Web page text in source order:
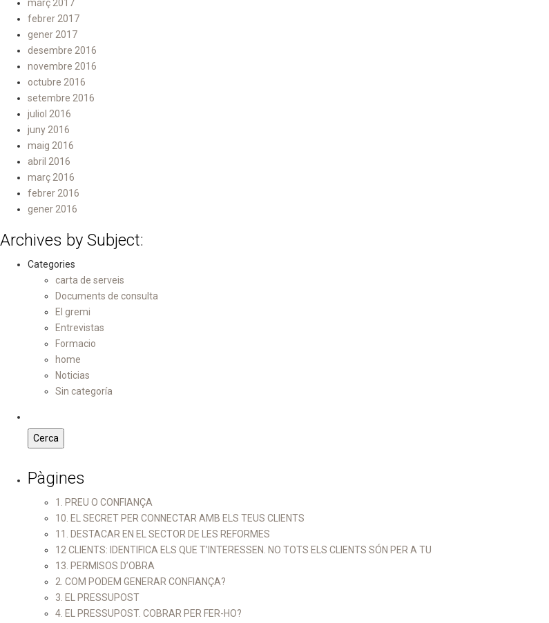
març 2017
febrer 2017
gener 2017
desembre 2016
novembre 2016
octubre 2016
setembre 2016
juliol 2016
juny 2016
maig 2016
abril 2016
març 2016
febrer 2016
gener 2016
Archives by Subject:
Categories
carta de serveis
Documents de consulta
El gremi
Entrevistas
Formacio
home
Noticias
Sin categoría
Pàgines
1. PREU O CONFIANÇA
10. EL SECRET PER CONNECTAR AMB ELS TEUS CLIENTS
11. DESTACAR EN EL SECTOR DE LES REFORMES
12 CLIENTS: IDENTIFICA ELS QUE T’INTERESSEN. NO TOTS ELS CLIENTS SÓN PER A TU
13. PERMISOS D’OBRA
2. COM PODEM GENERAR CONFIANÇA?
3. EL PRESSUPOST
4. EL PRESSUPOST. COBRAR PER FER-HO?